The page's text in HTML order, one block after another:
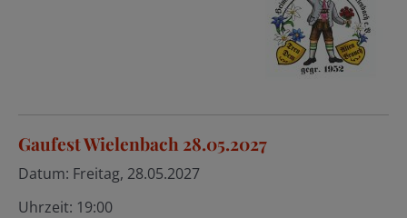
Gaufest Wielenbach 28.05.2027
Datum: Freitag, 28.05.2027
Uhrzeit: 19:00